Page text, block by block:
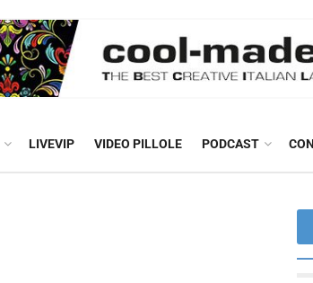
LIVEVIP VIDEO PILLOLE PODCAST